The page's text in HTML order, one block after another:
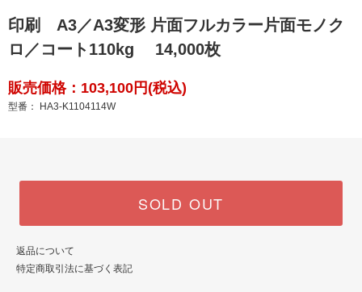
印刷 A3／A3変形 片面フルカラー片面モノク
ロ／コート110kg 14,000枚
販売価格：103,100円(税込)
型番： HA3-K1104114W
SOLD OUT
返品について
特定商取引法に基づく表記